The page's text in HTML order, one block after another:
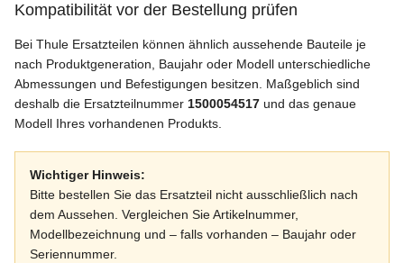
Kompatibilität vor der Bestellung prüfen
Bei Thule Ersatzteilen können ähnlich aussehende Bauteile je
nach Produktgeneration, Baujahr oder Modell unterschiedliche
Abmessungen und Befestigungen besitzen. Maßgeblich sind
deshalb die Ersatzteilnummer 1500054517 und das genaue
Modell Ihres vorhandenen Produkts.
Wichtiger Hinweis:
Bitte bestellen Sie das Ersatzteil nicht ausschließlich nach
dem Aussehen. Vergleichen Sie Artikelnummer,
Modellbezeichnung und – falls vorhanden – Baujahr oder
Seriennummer.